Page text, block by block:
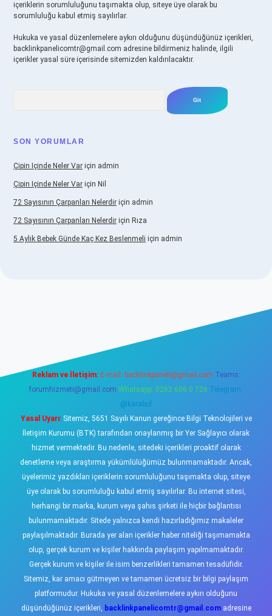
içeriklerin sorumluluğunu taşımakta olup, siteye üye olarak bu
sorumluluğu kabul etmiş sayılırlar.
Hukuka ve yasal düzenlemelere aykırı olduğunu düşündüğünüz içerikleri,
backlinkpanelicomtr@gmail.com adresine bildirmeniz halinde, ilgili
içerikler yasal süre içerisinde sitemizden kaldırılacaktır.
SON YORUMLAR
Çipin Içinde Neler Var için admin
Çipin Içinde Neler Var için Nil
72 Sayısının Çarpanları Nelerdir için admin
72 Sayısının Çarpanları Nelerdir için Rıza
5 Aylık Bebek Günde Kaç Kez Beslenmeli için admin
Reklam ve İletişim: E-mail: backlinkpaneli@gmail.com Teams:
forumhizmeti@gmail.com Whatsapp: 0262 606 0 726 Telegram:
@karabul
Yasal Uyarı:Sitemiz, 5651 Sayılı Kanun gereğince Bilgi Teknolojileri ve
İletişim Kurumu (BTK) tarafından onaylanmış bir Yer Sağlayıcı olarak
hizmet vermektedir. Bu nedenle, sitedeki içerikleri proaktif olarak
denetleme veya araştırma yükümlülüğümüz bulunmamaktadır. Ancak,
üyelerimiz yazdıkları içeriklerin sorumluluğunu taşımakta olup, siteye
üye olarak bu sorumluluğu kabul etmiş sayılırlar. Bu internet sitesi,
herhangi bir marka, kurum veya şahıs şirketi ile hiçbir bağlantısı
bulunmamaktadır. Sitede yalnızca kendi hazırladığımız makaleler
paylaşılmaktadır. Burada yer alan içerikler haber niteliği taşımamakta
olup, gerçek kurum ve kişiler hakkında paylaşım yapılmamaktadır.
Gerçek kurum ve kişiler ile isim benzerlikleri tamamen tesadüfidir.
Sitemiz, kar amacı gütmeyen ve tamamen ücretsiz bir bilgi paylaşım
platformudur. Hukuka ve yasal düzenlemelere aykırı olduğunu
düşündüğünüz içerikleri, backlinkpanelicomtr@gmail.comadresine